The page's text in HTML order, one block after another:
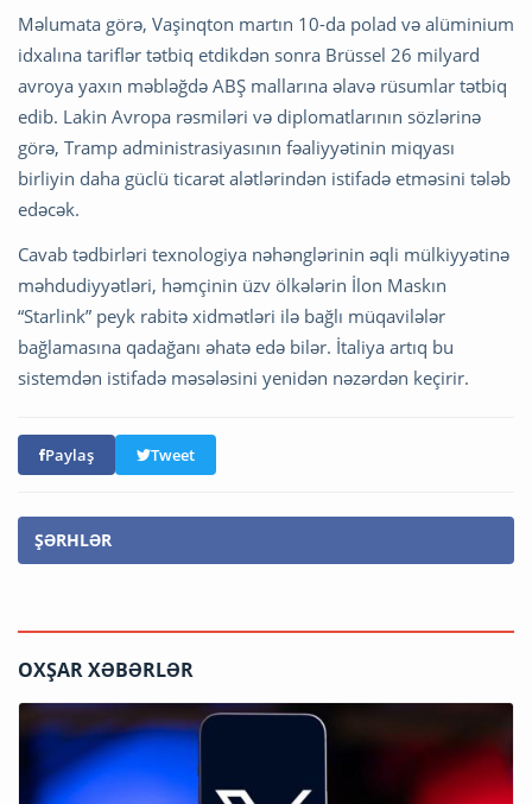
Məlumata görə, Vaşinqton martın 10-da polad və alüminium
idxalına tariflər tətbiq etdikdən sonra Brüssel 26 milyard
avroya yaxın məbləğdə ABŞ mallarına əlavə rüsumlar tətbiq
edib. Lakin Avropa rəsmiləri və diplomatlarının sözlərinə
görə, Tramp administrasiyasının fəaliyyətinin miqyası
birliyin daha güclü ticarət alətlərindən istifadə etməsini tələb
edəcək.
Cavab tədbirləri texnologiya nəhənglərinin əqli mülkiyyətinə
məhdudiyyətləri, həmçinin üzv ölkələrin İlon Maskın
“Starlink” peyk rabitə xidmətləri ilə bağlı müqavilələr
bağlamasına qadağanı əhatə edə bilər. İtaliya artıq bu
sistemdən istifadə məsələsini yenidən nəzərdən keçirir.
Paylaş Tweet
ŞƏRHLƏR
OXŞAR XƏBƏRLƏR